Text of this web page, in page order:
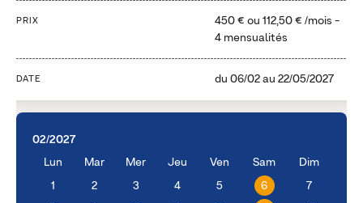
PRIX 450 € ou 112,50 € /mois -
4 mensualités
DATE du 06/02au 22/05/2027
02/2027
Lun
Mar Mer Jeu Ven Sam Dim
1 2 3 4 5 6 7